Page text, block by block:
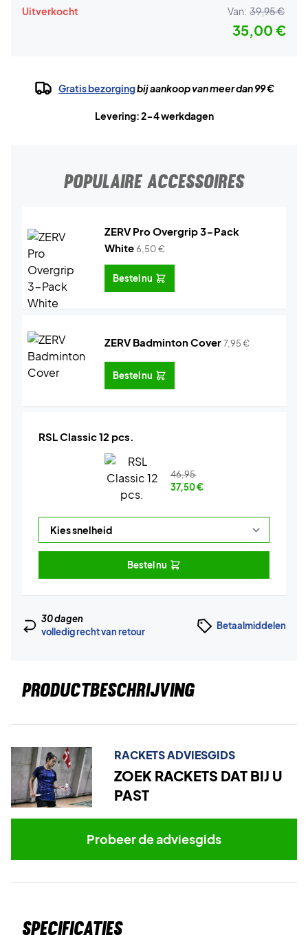
Uitverkocht Van: 39,95 €
35,00 €
Gratis bezorgingbij aankoop van meer dan 99 €
Levering: 2-4 werkdagen
POPULAIRE ACCESSOIRES
ZERV Pro Overgrip 3-Pack
White6,50€
Bestel nu
ZERV Badminton Cover7,95€
Bestel nu
RSL Classic 12 pcs.
46,95
37,50€
Bestel nu
30 dagen
volledig recht van retour
Betaalmiddelen
PRODUCTBESCHRIJVING
RACKETS ADVIESGIDS
ZOEK RACKETS DAT BIJ U
PAST
Probeer de adviesgids
Specificaties